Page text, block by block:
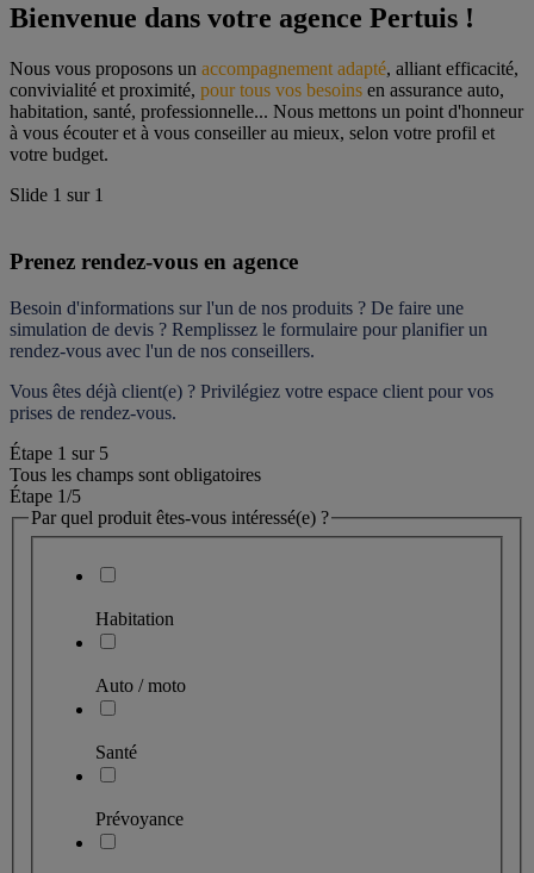
Bienvenue dans votre agence Pertuis !
Nous vous proposons un accompagnement adapté, alliant efficacité,
convivialité et proximité, pour tous vos besoins en assurance auto,
habitation, santé, professionnelle... Nous mettons un point d'honneur
à vous écouter et à vous conseiller au mieux, selon votre profil et
votre budget.
Slide 1 sur 1
Prenez rendez-vous en agence
Besoin d'informations sur l'un de nos produits ? De faire une
simulation de devis ? Remplissez le formulaire pour planifier un
rendez-vous avec l'un de nos conseillers.
Vous êtes déjà client(e) ? Privilégiez votre espace client pour vos
prises de rendez-vous.
Étape 1 sur 5
Tous les champs sont obligatoires
Étape 1/5
Par quel produit êtes-vous intéressé(e) ?
Habitation
Auto / moto
Santé
Prévoyance